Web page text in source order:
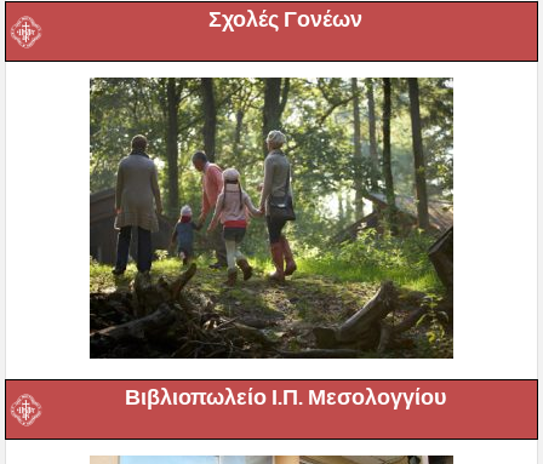
Σχολές Γονέων
Βιβλιοπωλείο Ι.Π. Μεσολογγίου